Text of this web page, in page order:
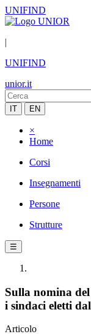
UNIFIND
|
UNIFIND
unior.it
IT EN
×
Home
Corsi
Insegnamenti
Persone
Strutture
☰
Sulla nomina
i sindaci eletti
Articolo